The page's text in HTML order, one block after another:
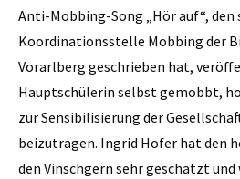
Anti-Mobbing-Song „Hör auf“, den
Koordinationsstelle Mobbing der
Vorarlberg geschrieben hat,
Hauptschülerin selbst gemobbt,
zur Sensibilisierung der
beizutragen. Ingrid Hofer hat den
den Vinschgern sehr geschätzt und